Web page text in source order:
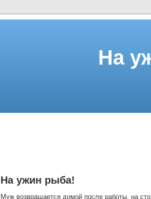
На
На ужин рыба!
Муж возвращается домой после работы, на